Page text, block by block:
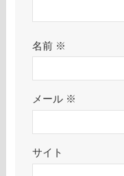
名前 ※
メール ※
サイト